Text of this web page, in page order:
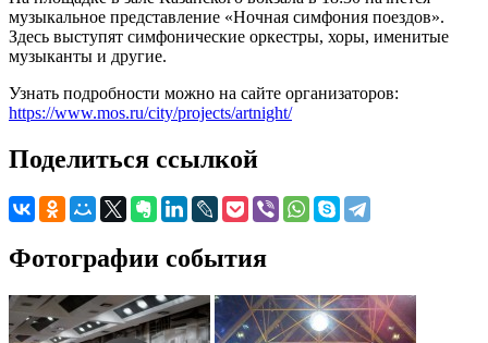
музыкальное представление «Ночная симфония поездов».
Здесь выступят симфонические оркестры, хоры, именитые
музыканты и другие.
Узнать подробности можно на сайте организаторов:
https://www.mos.ru/city/projects/artnight/
Поделиться ссылкой
Фотографии события